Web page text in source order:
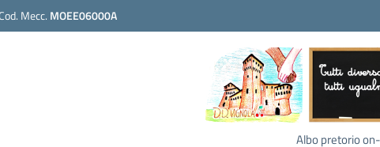
Mecc. MOEE06000A
Albo pretorio